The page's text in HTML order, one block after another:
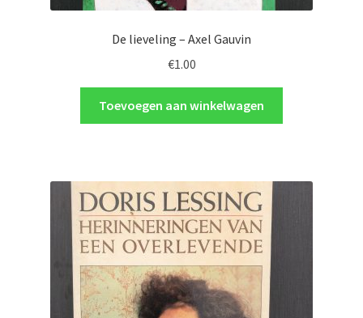
De lieveling – Axel Gauvin
€1.00
Toevoegen aan winkelwagen